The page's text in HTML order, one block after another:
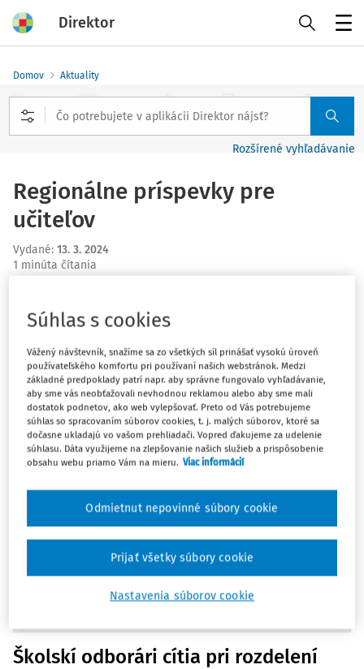
Direktor
Domov Aktuality
Rozšírené vyhľadávanie
Regionálne príspevky pre
učiteľov
Vydané: 13. 3. 2024
1 minúta čítania
naregionálne príspevky pre pedagogických a odborných
Ministerstvo tým sleduje cieľ prilákať a udržať viac
kvalifikovaných pedagógov v oblastiach, kde je ich
najväčší nedostatok.Výška regionálnych príspevkov sa určí
na základe porovnania platov pedagogických a odborných
zamestnancov s priemerným platom vysokoškolsky
septembra tohto roka.
Zdroj a ďalšie
zavedie-regionalne.../
Školskí odborári cítia pri rozdelení
Súhlas s cookies
Vážený návštevník, snažíme sa zo všetkých síl prinášať vysokú úroveň
používateľského komfortu pri používaní našich webstránok. Medzi
základné predpoklady patrí napr. aby správne fungovalo vyhľadávanie,
aby sme vás neobťažovali nevhodnou reklamou alebo aby sme mali
dostatok podnetov, ako web vylepšovať. Preto od Vás potrebujeme
súhlas so spracovaním súborov cookies, t. j. malých súborov, ktoré sa
dočasne ukladajú vo vašom prehliadači. Vopred ďakujeme za udelenie
súhlasu. Dáta využijeme na zlepšovanie našich služieb a prispôsobenie
obsahu webu priamo Vám na mieru. Viac informácií
Nastavenia súborov cookie
Odmietnut nepovinné súbory cookie
Prijať všetky súbory cookie